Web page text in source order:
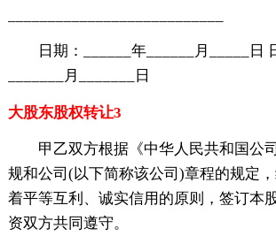
日期：______年______月_____日
_______月_______日
大股东股权转让3
甲乙双方根据《中华人民共和国公
规和公司(以下简称该公司)章程的规定
着平等互利、诚实信用的原则，签订本
资双方共同遵守。